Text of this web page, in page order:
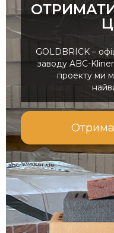
GOLDBRICK –
заводу ABC-
проекту ми